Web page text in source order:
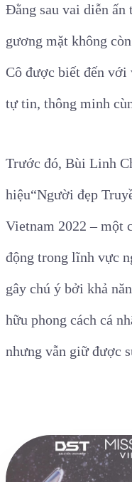
Đằng sau vai diễn
gương mặt không
Cô được biết đến
tự tin, thông minh
Trước đó, Bùi Linh
hiệu“Người đẹp
Vietnam 2022 – một
động trong lĩnh vực
gây chú ý bởi khả
hữu phong cách cá
nhưng vẫn giữ được